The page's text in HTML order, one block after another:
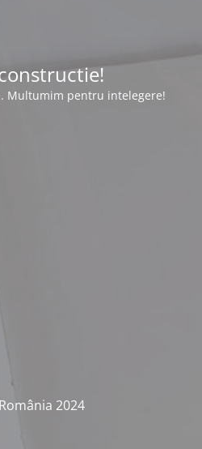
Multumim pentru intelegere!
2024